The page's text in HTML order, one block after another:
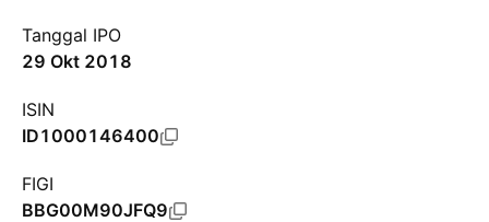
Tanggal IPO
29 Okt 2018
ISIN
ID1000146400
FIGI
BBG00M90JFQ9